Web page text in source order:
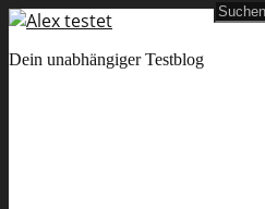
Dein unabhängiger Testblog